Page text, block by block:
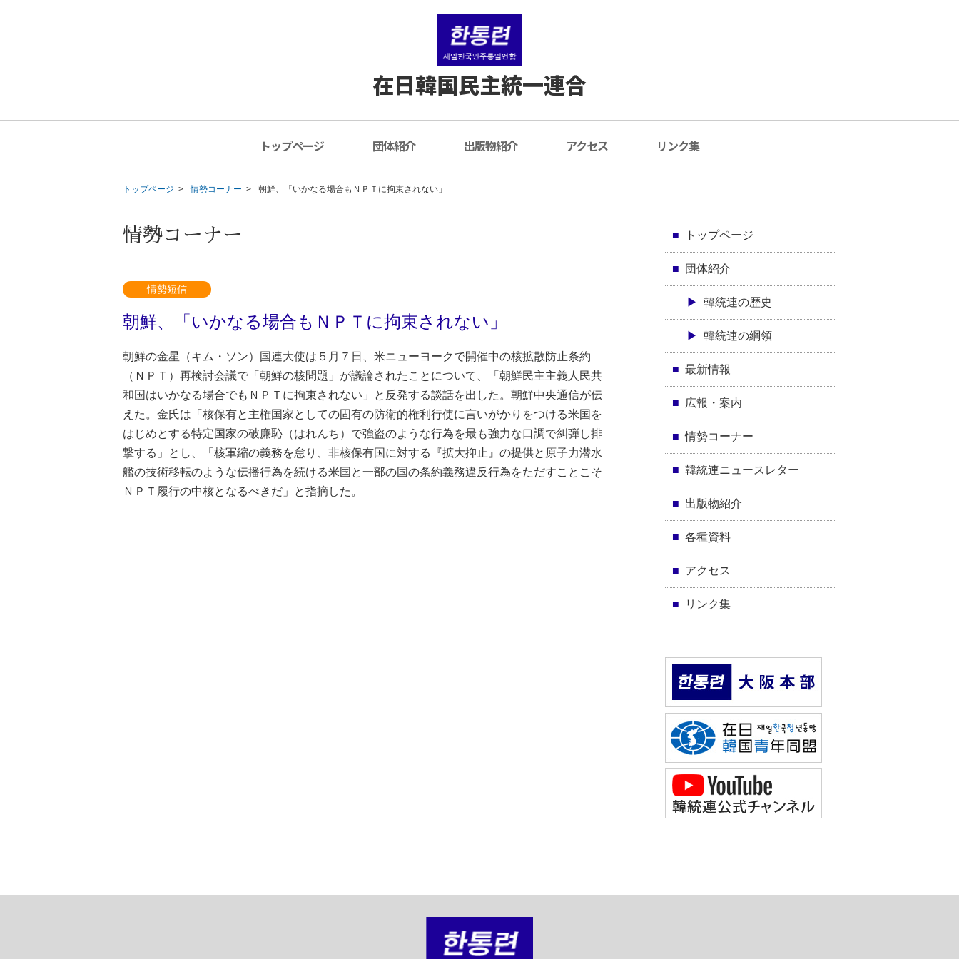
在日韓国民主統一連合
トップページ 団体紹介 出版物紹介 アクセス リンク集
トップページ 情勢コーナー 朝鮮、「いかなる場合もＮＰＴに拘束されない」
情勢コーナー
情勢短信
朝鮮、「いかなる場合もＮＰＴに拘束されない」
朝鮮の金星（キム・ソン）国連大使は５月７日、米ニューヨークで開催中の核拡散防止条約
（ＮＰＴ）再検討会議で「朝鮮の核問題」が議論されたことについて、「朝鮮民主主義人民共
和国はいかなる場合でもＮＰＴに拘束されない」と反発する談話を出した。朝鮮中央通信が伝
えた。金氏は「核保有と主権国家としての固有の防衛的権利行使に言いがかりをつける米国を
はじめとする特定国家の破廉恥（はれんち）で強盗のような行為を最も強力な口調で糾弾し排
撃する」とし、「核軍縮の義務を怠り、非核保有国に対する『拡大抑止』の提供と原子力潜水
艦の技術移転のような伝播行為を続ける米国と一部の国の条約義務違反行為をただすことこそ
ＮＰＴ履行の中核となるべきだ」と指摘した。
トップページ
団体紹介
韓統連の歴史
韓統連の綱領
最新情報
広報・案内
情勢コーナー
韓統連ニュースレター
出版物紹介
各種資料
アクセス
リンク集